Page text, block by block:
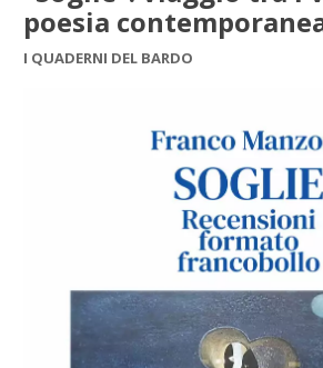
poesia
I QUADERNI DEL BARDO